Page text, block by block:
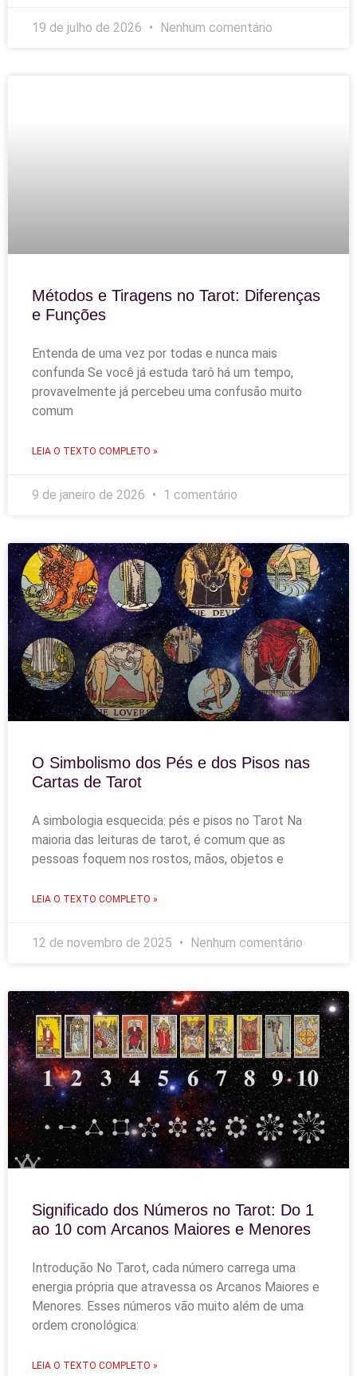
19 de julho de 2026 Nenhum comentário
Métodos e Tiragens no Tarot: Diferenças
e Funções
Entenda de uma vez por todas e nunca mais
confunda Se você já estuda tarô há um tempo,
provavelmente já percebeu uma confusão muito
comum
LEIA O TEXTO COMPLETO »
9 de janeiro de 2026 1 comentário
O Simbolismo dos Pés e dos Pisos nas
Cartas de Tarot
A simbologia esquecida: pés e pisos no Tarot Na
maioria das leituras de tarot, é comum que as
pessoas foquem nos rostos, mãos, objetos e
LEIA O TEXTO COMPLETO »
12 de novembro de 2025 Nenhum comentário
Significado dos Números no Tarot: Do 1
ao 10 com Arcanos Maiores e Menores
Introdução No Tarot, cada número carrega uma
energia própria que atravessa os Arcanos Maiores e
Menores. Esses números vão muito além de uma
ordem cronológica:
LEIA O TEXTO COMPLETO »